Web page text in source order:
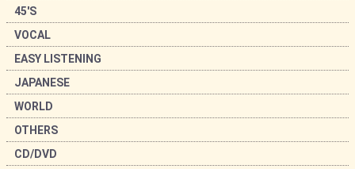
45'S
VOCAL
EASY LISTENING
JAPANESE
WORLD
OTHERS
CD/DVD